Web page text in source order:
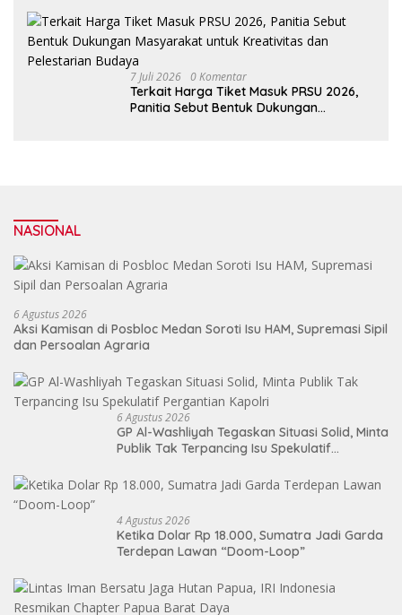
7 Juli 2026 0 Komentar
Terkait Harga Tiket Masuk PRSU 2026,
Panitia Sebut Bentuk Dukungan
NASIONAL
6 Agustus 2026
Aksi Kamisan di Posbloc Medan Soroti Isu HAM, Supremasi Sipil
dan Persoalan Agraria
6 Agustus 2026
GP Al-Washliyah Tegaskan Situasi Solid, Minta
Publik Tak Terpancing Isu Spekulatif
4 Agustus 2026
Ketika Dolar Rp 18.000, Sumatra Jadi Garda
Terdepan Lawan “Doom-Loop”